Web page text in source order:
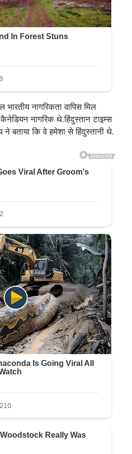
नागरिकता वापिस मिल
नागरिक थे.हिंदुस्तान टाइम्स
ने बताया कि वे हमेशा से हिंदुस्तानी थे.